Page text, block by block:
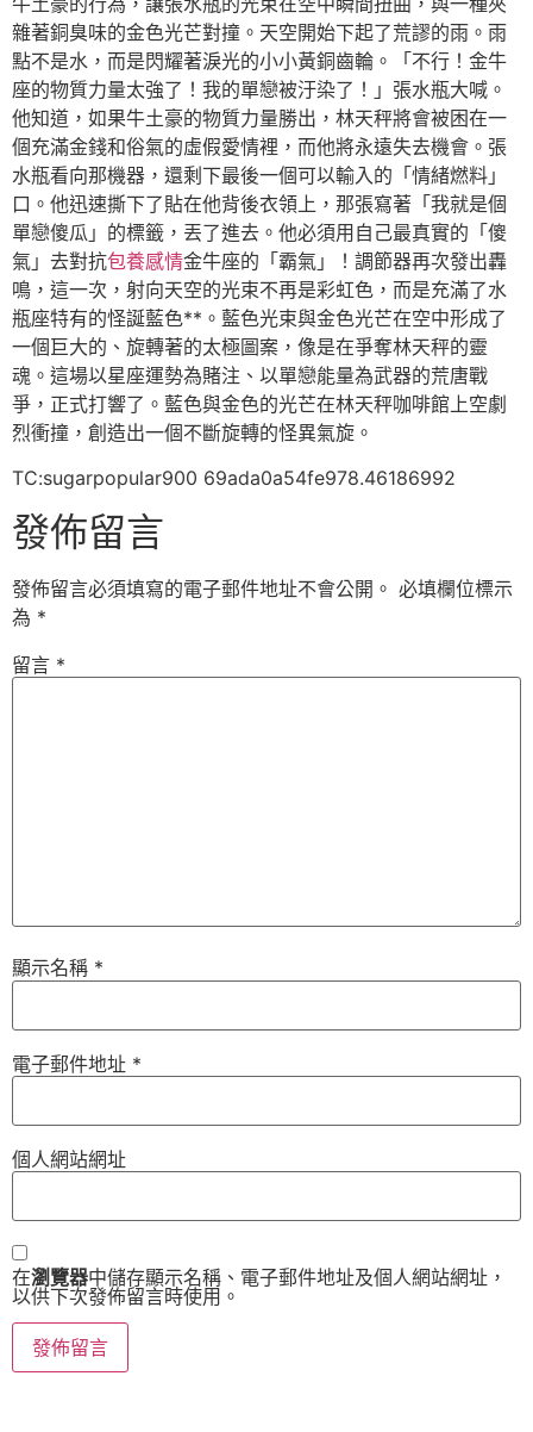
雜著銅臭味的金色光芒對撞。天空開始下起了荒謬的雨。雨
點不是水，而是閃耀著淚光的小小黃銅齒輪。「不行！金牛
座的物質力量太強了！我的單戀被汙染了！」張水瓶大喊。
他知道，如果牛土豪的物質力量勝出，林天秤將會被困在一
個充滿金錢和俗氣的虛假愛情裡，而他將永遠失去機會。張
水瓶看向那機器，還剩下最後一個可以輸入的「情緒燃料」
口。他迅速撕下了貼在他背後衣領上，那張寫著「我就是個
單戀傻瓜」的標籤，丟了進去。他必須用自己最真實的「傻
氣」去對抗包養感情金牛座的「霸氣」！調節器再次發出轟
鳴，這一次，射向天空的光束不再是彩虹色，而是充滿了水
瓶座特有的怪誕藍色**。藍色光束與金色光芒在空中形成了
一個巨大的、旋轉著的太極圖案，像是在爭奪林天秤的靈
魂。這場以星座運勢為賭注、以單戀能量為武器的荒唐戰
爭，正式打響了。藍色與金色的光芒在林天秤咖啡館上空劇
烈衝撞，創造出一個不斷旋轉的怪異氣旋。
TC:sugarpopular900 69ada0a54fe978.46186992
發佈留言
發佈留言必須填寫的電子郵件地址不會公開。 必填欄位標示
為 *
留言 *
顯示名稱 *
電子郵件地址 *
個人網站網址
在瀏覽器中儲存顯示名稱、電子郵件地址及個人網站網址，
以供下次發佈留言時使用。